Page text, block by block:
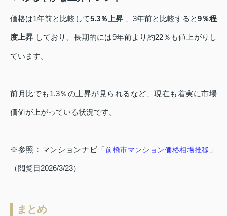
価格は1年前と比較して5.3％上昇 、3年前と比較すると9％程
度上昇 しており、長期的には9年前より約22％も値上がりし
ています。
前月比でも1.3％の上昇が見られるなど、現在も着実に市場
価値が上がっている状況です。
※参照：マンションナビ「前橋市マンション価格相場推移 」
（閲覧日2026/3/23）
まとめ